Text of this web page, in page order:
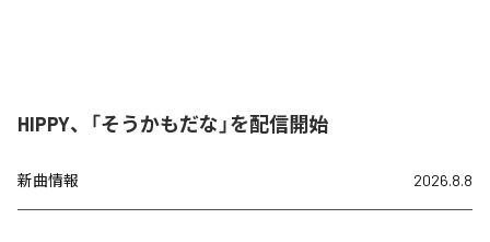
HIPPY、「そうかもだな」を配信開始
新曲情報 2026.8.8